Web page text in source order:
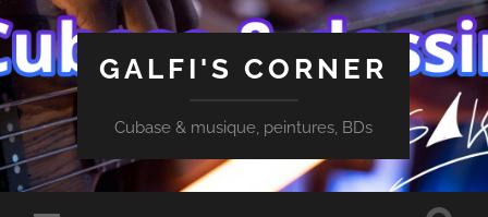
GALFI'S CORNER
Cubase & musique, peintures, BDs